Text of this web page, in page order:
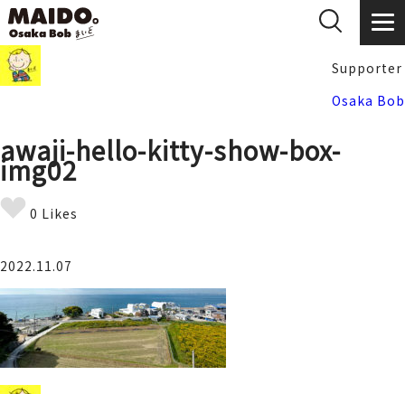
Supporter
Osaka Bob
awaji-hello-kitty-show-box-
img02
0 Likes
2022.11.07